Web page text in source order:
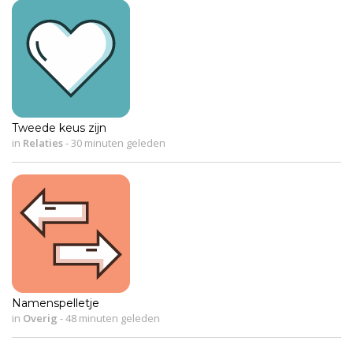
Tweede keus zijn
in Relaties-30 minuten geleden
Namenspelletje
in Overig -48 minuten geleden